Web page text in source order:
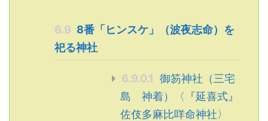
6.9 8番「ヒンスケ」（波夜志命）を
祀る神社
6.9.0.1 御笏神社（三宅
島 神着）〈『延喜式』
佐伎多麻比咩命神社〉